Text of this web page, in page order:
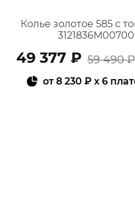
Колье золотое 585 с
3121836М00700
49 377 ₽ 59 490 ₽
от8 230 ₽x 6